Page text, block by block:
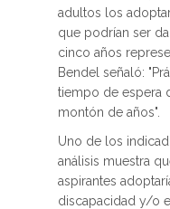
adultos los
que podrían ser
cinco años
Bendel señaló:
tiempo de espera
montón de años".
Uno de los
análisis muestra
aspirantes
discapacidad y/o